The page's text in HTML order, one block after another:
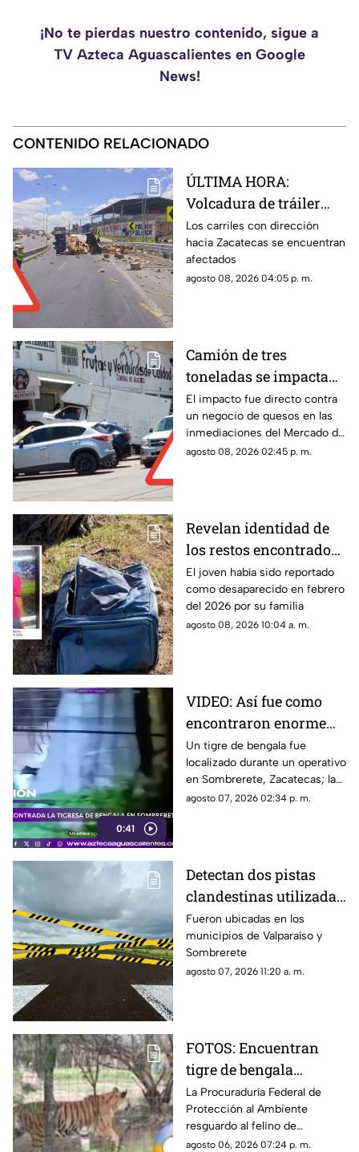
¡No te pierdas nuestro contenido, sigue a
TV Azteca Aguascalientes en Google
News!
CONTENIDO RELACIONADO
ÚLTIMA HORA:
Volcadura de tráiler
con envases de cerveza
en Tránsito Pesado;
circulación afectada
Los carriles con dirección
hacia Zacatecas se encuentran
afectados
agosto 08, 2026 04:05 p. m.
Camión de tres
toneladas se impacta
en Mercado de Abastos
Zacatecas ¿hay
lesionados?
El impacto fue directo contra
un negocio de quesos en las
inmediaciones del Mercado de
Abastos
agosto 08, 2026 02:45 p. m.
Revelan identidad de
los restos encontrados
en una maleta en
Villanueva; era un
joven de 17 años con
ficha de búsqueda
El joven había sido reportado
como desaparecido en febrero
del 2026 por su familia
agosto 08, 2026 10:04 a. m.
0:41
VIDEO: Así fue como
encontraron enorme
tigre de bengala en un
campamento de grupos
delictivos en Zacatecas
Un tigre de bengala fue
localizado durante un operativo
en Sombrerete, Zacatecas; la
Profepa trasladó al ejemplar a
agosto 07, 2026 02:34 p. m.
Detectan dos pistas
clandestinas utilizadas
por aeronaves de
grupos delictivos en
Zacatecas
Fueron ubicadas en los
municipios de Valparaíso y
Sombrerete
agosto 07, 2026 11:20 a. m.
FOTOS: Encuentran
tigre de bengala
durante operativo en
Zacatecas ¿Era de un
líder criminal?
La Procuraduría Federal de
Protección al Ambiente
resguardo al felino de
aproximadamente dos años de
agosto 06, 2026 07:24 p. m.